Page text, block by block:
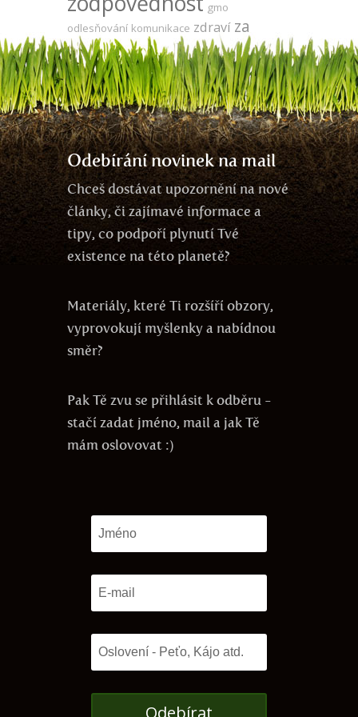
gmo
odlesňování komunikace zdraví za
oponoujedno vědomí léčení
dušeevoluce produktivita
kooperace meditace vegetariánství
vývojláska agrese ego Tesla
Odebírání novinek na mail
Chceš dostávat upozornění na nové
články, či zajímavé informace a
tipy, co podpoří plynutí Tvé
existence na této planetě?
Materiály, které Ti rozšíří obzory,
vyprovokují myšlenky a nabídnou
směr?
Pak Tě zvu se přihlásit k odběru -
stačí zadat jméno, mail a jak Tě
mám oslovovat :)